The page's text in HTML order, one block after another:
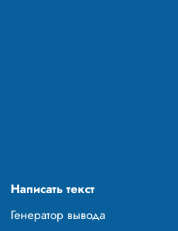
Написать текст
Генератор вывода